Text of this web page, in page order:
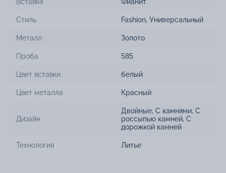
Стиль Fashion, Универсальный
Металл Золото
Проба 585
Цвет вставки белый
Цвет металла Красный
Дизайн
Двойные, С камнями, С
россыпью камней, С
дорожкой камней
Технология Литье